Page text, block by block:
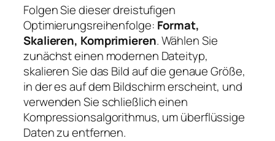
Folgen Sie dieser dreistufigen
Optimierungsreihenfolge: Format,
Skalieren, Komprimieren. Wählen Sie
zunächst einen modernen Dateityp,
skalieren Sie das Bild auf die genaue Größe,
in der es auf dem Bildschirm erscheint, und
verwenden Sie schließlich einen
Kompressionsalgorithmus, um überflüssige
Daten zu entfernen.